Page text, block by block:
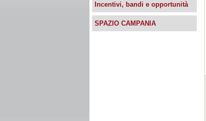
Incentivi, bandi e opportunità
SPAZIO CAMPANIA